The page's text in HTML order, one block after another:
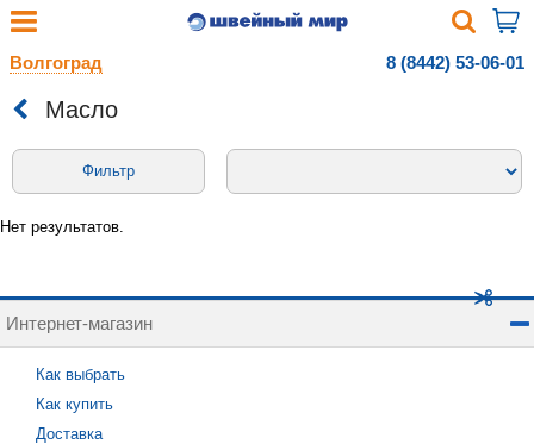
Волгоград 8 (8442) 53-06-01
Масло
Фильтр
Нет результатов.
Интернет-магазин
Как выбрать
Как купить
Доставка